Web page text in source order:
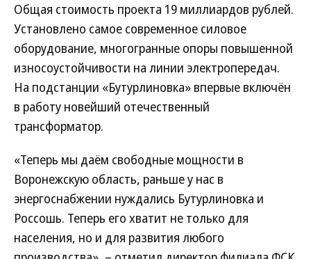
Общая стоимость проекта 19 миллиардов рублей.
Установлено самое современное силовое
оборудование, многогранные опоры повышенной
износоустойчивости на линии электропередач.
На подстанции «Бутурлиновка» впервые включён
в работу новейший отечественный
трансформатор.
«Теперь мы даём свободные мощности в
Воронежскую область, раньше у нас в
энергоснабжении нуждались Бутурлиновка и
Россошь. Теперь его хватит не только для
населения, но и для развития любого